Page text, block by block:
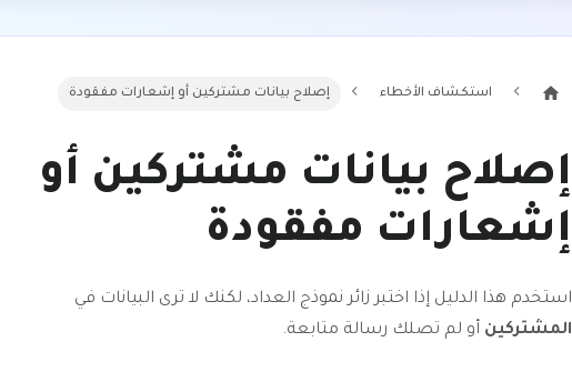
استكشاف الأخطاء إصلاح بيانات مشتركين أو إشعارات مفقودة
إصلاح بيانات مشتركين أو
إشعارات مفقودة
استخدم هذا الدليل إذا اختبر زائر نموذج العداد، لكنك لا ترى البيانات في
المشتركين أو لم تصلك رسالة متابعة.